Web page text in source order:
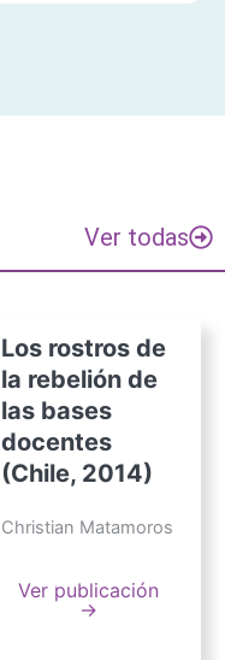
Ver todas
Los rostros de
la rebelión de
las bases
docentes
(Chile, 2014)
Christian Matamoros
Ver publicación
→